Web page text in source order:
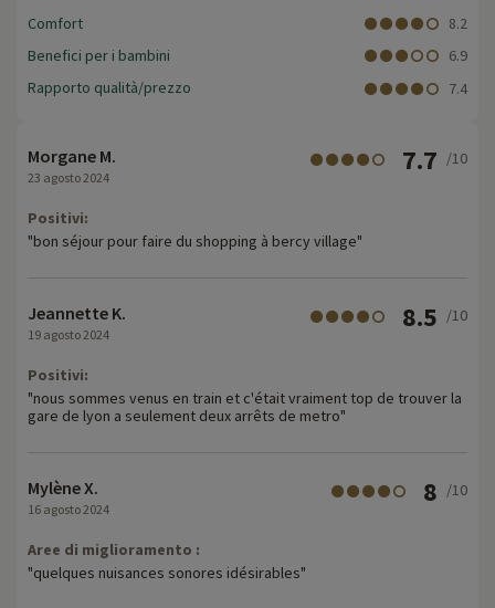
Comfort
8.2
Benefici per i bambini
6.9
Rapporto qualità/prezzo
7.4
Morgane M.
23 agosto 2024
7.7 /10
Positivi:
"bon séjour pour faire du shopping à bercy village"
Jeannette K.
19 agosto 2024
8.5 /10
Positivi:
"nous sommes venus en train et c'était vraiment top de trouver la
gare de lyon a seulement deux arrêts de metro"
Mylène X.
16 agosto 2024
8 /10
Aree di miglioramento :
"quelques nuisances sonores idésirables"